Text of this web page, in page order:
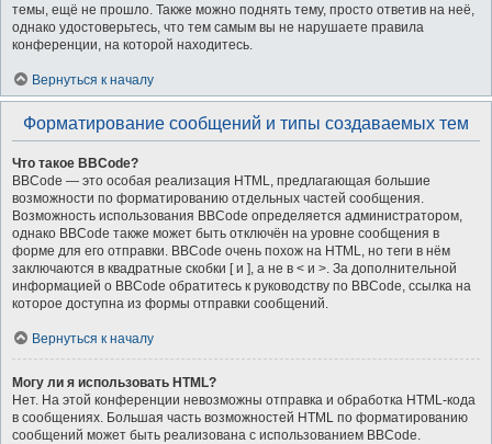
темы, ещё не прошло. Также можно поднять тему, просто ответив на неё,
однако удостоверьтесь, что тем самым вы не нарушаете правила
конференции, на которой находитесь.
Вернуться к началу
Форматирование сообщений и типы создаваемых тем
Что такое BBCode?
BBCode — это особая реализация HTML, предлагающая большие
возможности по форматированию отдельных частей сообщения.
Возможность использования BBCode определяется администратором,
однако BBCode также может быть отключён на уровне сообщения в
форме для его отправки. BBCode очень похож на HTML, но теги в нём
заключаются в квадратные скобки [ и ], а не в < и >. За дополнительной
информацией о BBCode обратитесь к руководству по BBCode, ссылка на
которое доступна из формы отправки сообщений.
Вернуться к началу
Могу ли я использовать HTML?
Нет. На этой конференции невозможны отправка и обработка HTML-кода
в сообщениях. Большая часть возможностей HTML по форматированию
сообщений может быть реализована с использованием BBCode.